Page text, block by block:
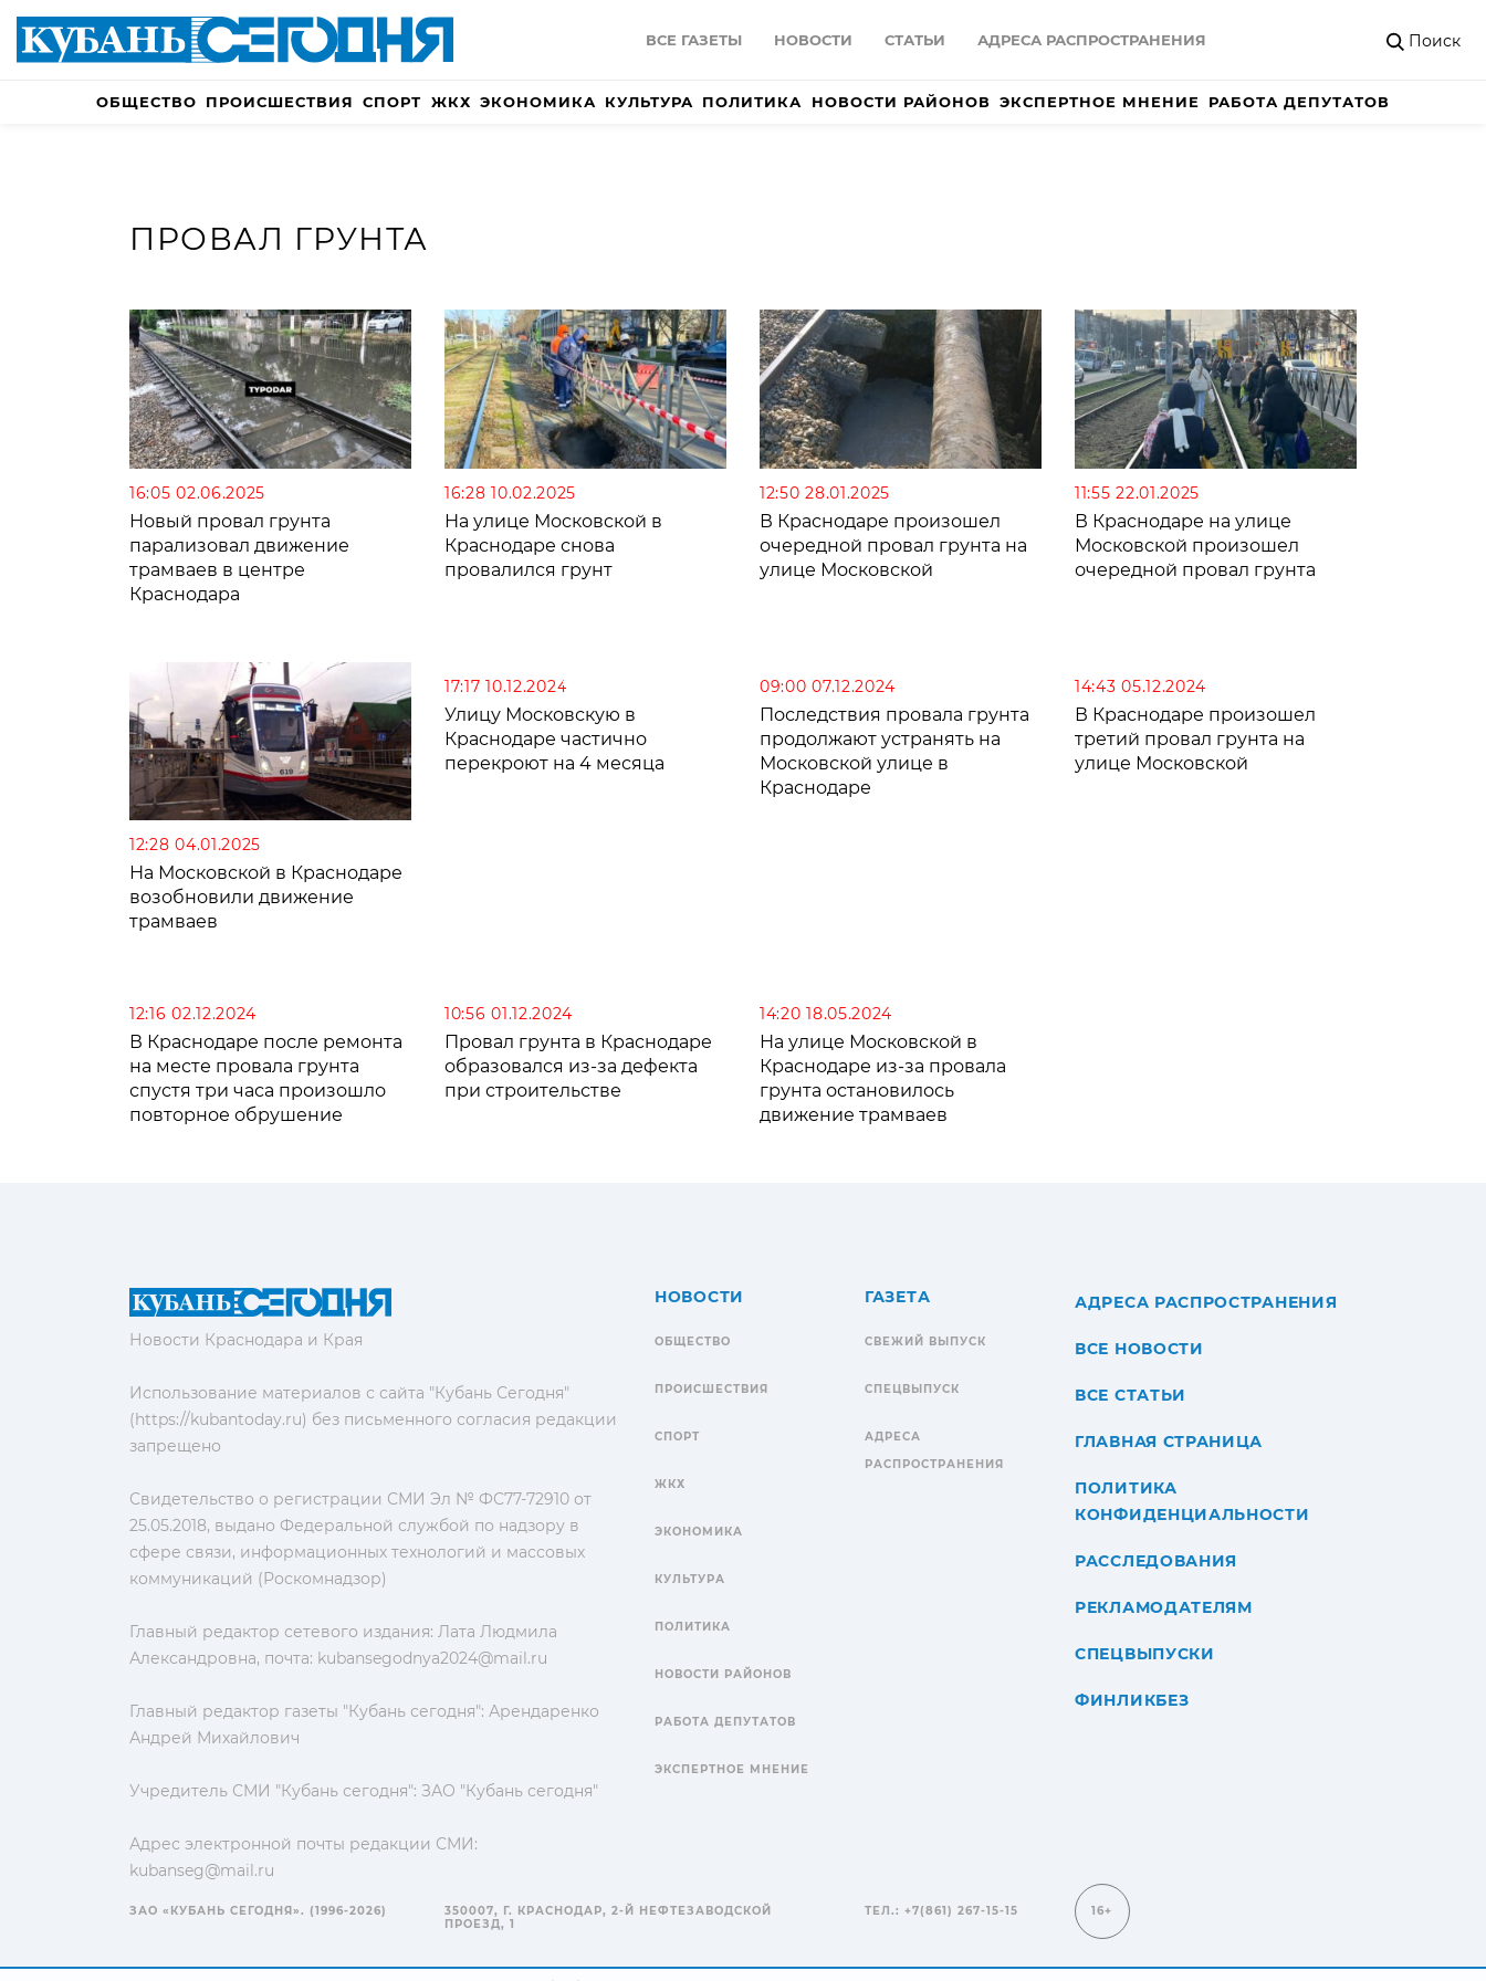
ВСЕ ГАЗЕТЫ НОВОСТИ СТАТЬИ АДРЕСА РАСПРОСТРАНЕНИЯ Поиск
ОБЩЕСТВО ПРОИСШЕСТВИЯ СПОРТ ЖКХ ЭКОНОМИКА КУЛЬТУРА ПОЛИТИКА НОВОСТИ РАЙОНОВ ЭКСПЕРТНОЕ МНЕНИЕ РАБОТА ДЕПУТАТОВ
ПРОВАЛ ГРУНТА
16:05 02.06.2025
Новый провал грунта
парализовал движение
трамваев в центре
Краснодара
16:28 10.02.2025
На улице Московской в
Краснодаре снова
провалился грунт
12:50 28.01.2025
В Краснодаре произошел
очередной провал грунта на
улице Московской
11:55 22.01.2025
В Краснодаре на улице
Московской произошел
очередной провал грунта
12:28 04.01.2025
На Московской в Краснодаре
возобновили движение
трамваев
17:17 10.12.2024
Улицу Московскую в
Краснодаре частично
перекроют на 4 месяца
09:00 07.12.2024
Последствия провала грунта
продолжают устранять на
Московской улице в
Краснодаре
14:43 05.12.2024
В Краснодаре произошел
третий провал грунта на
улице Московской
12:16 02.12.2024
В Краснодаре после ремонта
на месте провала грунта
спустя три часа произошло
повторное обрушение
10:56 01.12.2024
Провал грунта в Краснодаре
образовался из-за дефекта
при строительстве
14:20 18.05.2024
На улице Московской в
Краснодаре из-за провала
грунта остановилось
движение трамваев
Новости Краснодара и Края
Использование материалов с сайта "Кубань Сегодня"
(https://kubantoday.ru) без письменного согласия редакции
запрещено
Свидетельство о регистрации СМИ Эл № ФС77-72910 от
25.05.2018, выдано Федеральной службой по надзору в
сфере связи, информационных технологий и массовых
коммуникаций (Роскомнадзор)
Главный редактор сетевого издания: Лата Людмила
Александровна, почта: kubansegodnya2024@mail.ru
Главный редактор газеты "Кубань сегодня": Арендаренко
Андрей Михайлович
Учредитель СМИ "Кубань сегодня": ЗАО "Кубань сегодня"
Адрес электронной почты редакции СМИ:
kubanseg@mail.ru
НОВОСТИ
ОБЩЕСТВО
ПРОИСШЕСТВИЯ
СПОРТ
ЖКХ
ЭКОНОМИКА
КУЛЬТУРА
ПОЛИТИКА
НОВОСТИ РАЙОНОВ
РАБОТА ДЕПУТАТОВ
ЭКСПЕРТНОЕ МНЕНИЕ
ГАЗЕТА
СВЕЖИЙ ВЫПУСК
СПЕЦВЫПУСК
АДРЕСА
РАСПРОСТРАНЕНИЯ
АДРЕСА РАСПРОСТРАНЕНИЯ
ВСЕ НОВОСТИ
ВСЕ СТАТЬИ
ГЛАВНАЯ СТРАНИЦА
ПОЛИТИКА
КОНФИДЕНЦИАЛЬНОСТИ
РАССЛЕДОВАНИЯ
РЕКЛАМОДАТЕЛЯМ
СПЕЦВЫПУСКИ
ФИНЛИКБЕЗ
ЗАО «КУБАНЬ СЕГОДНЯ». (1996-2026)
350007, Г. КРАСНОДАР, 2-Й НЕФТЕЗАВОДСКОЙ
ПРОЕЗД, 1
ТЕЛ.: +7(861) 267-15-15 16+